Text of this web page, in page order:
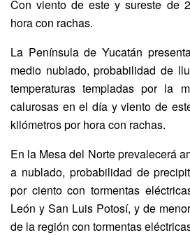
Con viento de este y sureste de
hora con rachas.
La Península de Yucatán
medio nublado, probabilidad de
temperaturas templadas por la
calurosas en el día y viento de
kilómetros por hora con rachas.
En la Mesa del Norte prevalecerá
a nublado, probabilidad de
por ciento con tormentas
León y San Luis Potosí, y de
de la región con tormentas